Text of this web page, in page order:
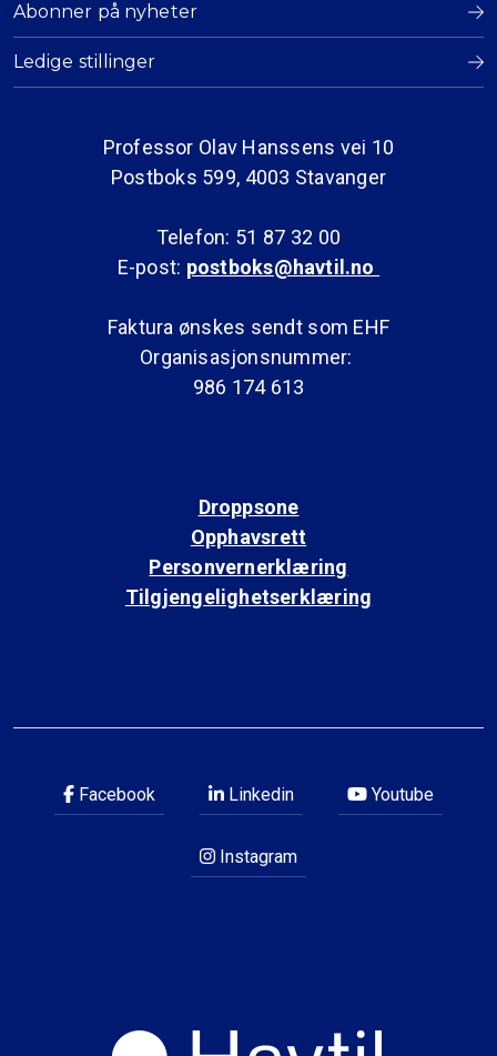
Abonner på nyheter
Ledige stillinger
Professor Olav Hanssens vei 10
Postboks 599, 4003 Stavanger
Telefon: 51 87 32 00
E-post: postboks@havtil.no
Faktura ønskes sendt som EHF
Organisasjonsnummer:
986 174 613
Droppsone
Opphavsrett
Personvernerklæring
Tilgjengelighetserklæring
Facebook Linkedin Youtube
Instagram